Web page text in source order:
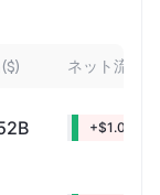
ネット流入
+$1.09B